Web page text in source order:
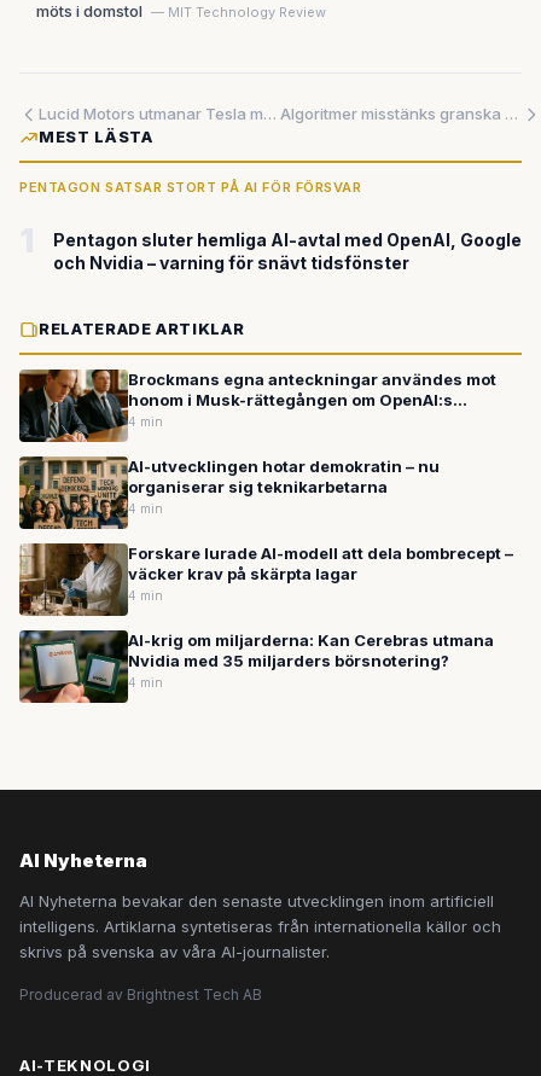
möts i domstol — MIT Technology Review
Lucid Motors utmanar Tesla med robotbilar – trots politiska hinder för elbilsbranschen
Algoritmer misstänks granska våra kroppar – läkarkandidat fick inga intervjuer
MEST LÄSTA
PENTAGON SATSAR STORT PÅ AI FÖR FÖRSVAR
Pentagon sluter hemliga AI-avtal med OpenAI, Google
och Nvidia – varning för snävt tidsfönster
RELATERADE ARTIKLAR
Brockmans egna anteckningar användes mot
honom i Musk-rättegången om OpenAI:s
miljardförvandling
4 min
AI-utvecklingen hotar demokratin – nu
organiserar sig teknikarbetarna
4 min
Forskare lurade AI-modell att dela bombrecept –
väcker krav på skärpta lagar
4 min
AI-krig om miljarderna: Kan Cerebras utmana
Nvidia med 35 miljarders börsnotering?
4 min
AI Nyheterna
AI Nyheterna bevakar den senaste utvecklingen inom artificiell
intelligens. Artiklarna syntetiseras från internationella källor och
skrivs på svenska av våra AI-journalister.
Producerad av Brightnest Tech AB
AI-TEKNOLOGI